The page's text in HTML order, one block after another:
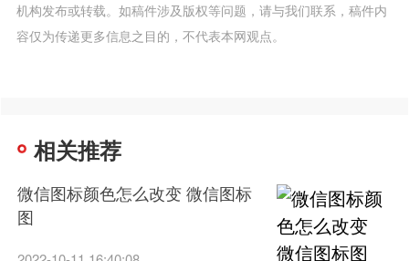
机构发布或转载。如稿件涉及版权等问题，请与我们联系，稿件内
容仅为传递更多信息之目的，不代表本网观点。
相关推荐
微信图标颜色怎么改变 微信图标
图